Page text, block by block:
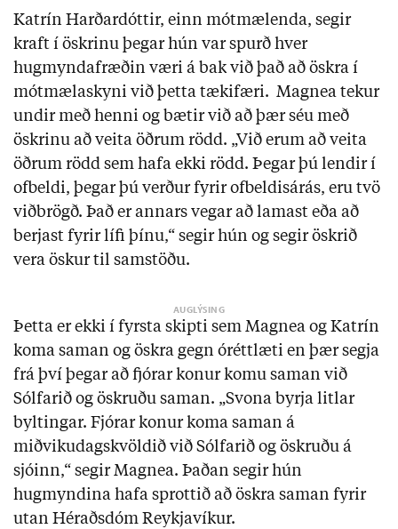
Katrín Harðardóttir, einn mótmælenda, segir
kraft í öskrinu þegar hún var spurð hver
hugmyndafræðin væri á bak við það að öskra í
mótmælaskyni við þetta tækifæri. Magnea tekur
undir með henni og bætir við að þær séu með
öskrinu að veita öðrum rödd. „Við erum að veita
öðrum rödd sem hafa ekki rödd. Þegar þú lendir í
ofbeldi, þegar þú verður fyrir ofbeldisárás, eru tvö
viðbrögð. Það er annars vegar að lamast eða að
berjast fyrir lífi þínu,“ segir hún og segir öskrið
vera öskur til samstöðu.
Þetta er ekki í fyrsta skipti sem Magnea og Katrín
koma saman og öskra gegn óréttlæti en þær segja
frá því þegar að fjórar konur komu saman við
Sólfarið og öskruðu saman. „Svona byrja litlar
byltingar. Fjórar konur koma saman á
miðvikudagskvöldið við Sólfarið og öskruðu á
sjóinn,“ segir Magnea. Þaðan segir hún
hugmyndina hafa sprottið að öskra saman fyrir
utan Héraðsdóm Reykjavíkur.